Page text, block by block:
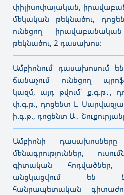
փիլիսոփայական,
մեկական թեկնածու,
ունեցող
թեկնածու, 2 դասախոս:
Ամբիոնում դասախոսում
ճանաչում ունեցող
կազմ, այդ թվում՝ ք.գ.թ․,
փ.գ.թ., դոցենտ Լ.
ի.գ.թ., դոցենտ Ա․
Ամբիոնի
մենագրություններ,
գիտական հոդվածներ,
անցկացվում են
հանրապետական